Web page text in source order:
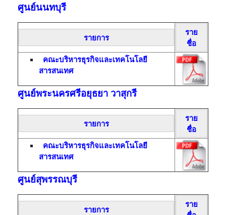
ศูนย์นนทบุรี
รายการ
ราย
ชื่อ
คณะบริหารธุรกิจและเทคโนโลยี
สารสนเทศ
ศูนย์พระนครศรีอยุธยา วาสุกรี
รายการ
ราย
ชื่อ
คณะบริหารธุรกิจและเทคโนโลยี
สารสนเทศ
ศูนย์สุพรรณบุรี
รายการ
ราย